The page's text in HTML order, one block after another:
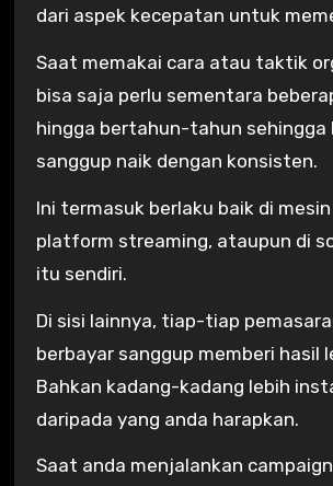
dari aspek kecepatan untuk
Saat memakai cara atau taktik
bisa saja perlu sementara
hingga bertahun-tahun sehingga
sanggup naik dengan konsisten.
Ini termasuk berlaku baik di
platform streaming, ataupun di
itu sendiri.
Di sisi lainnya, tiap-tiap
berbayar sanggup memberi hasil
Bahkan kadang-kadang lebih
daripada yang anda harapkan.
Saat anda menjalankan